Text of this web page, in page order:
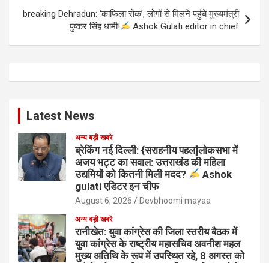
breaking Dehradun: ‘काफिला रोक’, लोगों से मिलने पहुंचे मुख्यमंत्री
पुष्कर सिंह धामी!
Ashok Gulati editor in chief
Latest News
अन्य बड़ी खबरे
ब्रेकिंग नई दिल्ली: {सराहनीय पहल]लोकसभा में
अजय भट्ट का सवाल: उत्तराखंड की महिला
उद्यमियों को कितनी मिली मदद?
Ashok
gulati एडिटर इन चीफ
August 6, 2026 Devbhoomi mayaa
अन्य बड़ी खबरे
रानीखेत: युवा कांग्रेस की जिला स्तरीय बैठक में
युवा कांग्रेस के राष्ट्रीय महासचिव अवनीश महल
मुख्य अतिथि के रूप में उपस्थित रहे, 8 अगस्त को